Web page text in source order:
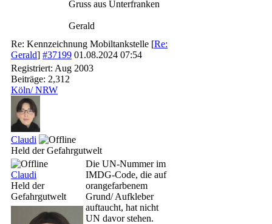
Gruss aus Unterfranken
Gerald
Re: Kennzeichnung Mobiltankstelle [Re:
Gerald] #37199 01.08.2024 07:54
Registriert: Aug 2003
Beiträge: 2,312
Köln/ NRW
Claudi
Held der Gefahrgutwelt
Claudi
Held der
Gefahrgutwelt
Die UN-Nummer im
IMDG-Code, die auf
orangefarbenem
Grund/ Aufkleber
auftaucht, hat nicht
UN davor stehen.